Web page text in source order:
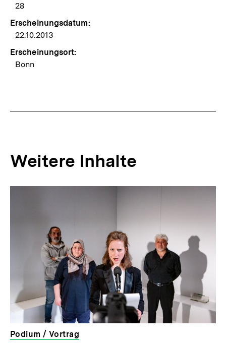
28
Erscheinungsdatum:
22.10.2013
Erscheinungsort:
Bonn
Weitere Inhalte
Podium / Vortrag